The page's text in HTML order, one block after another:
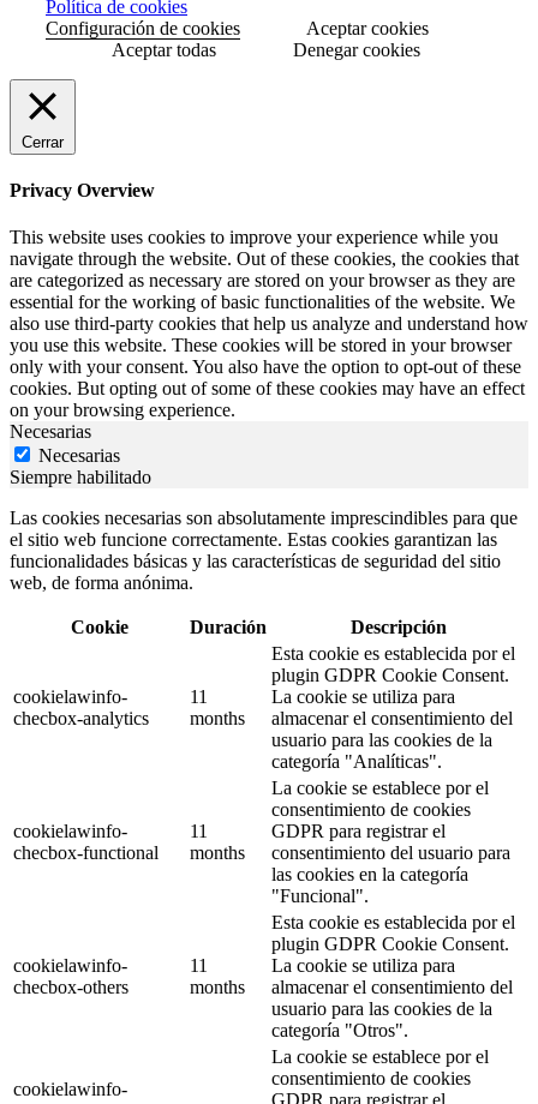
Política de cookies
Configuración de cookies
Aceptar cookies
Aceptar todas
Denegar cookies
Cerrar
Privacy Overview
This website uses cookies to improve your experience while you
navigate through the website. Out of these cookies, the cookies that
are categorized as necessary are stored on your browser as they are
essential for the working of basic functionalities of the website. We
also use third-party cookies that help us analyze and understand how
you use this website. These cookies will be stored in your browser
only with your consent. You also have the option to opt-out of these
cookies. But opting out of some of these cookies may have an effect
on your browsing experience.
Necesarias
Necesarias
Siempre habilitado
Las cookies necesarias son absolutamente imprescindibles para que
el sitio web funcione correctamente. Estas cookies garantizan las
funcionalidades básicas y las características de seguridad del sitio
web, de forma anónima.
Cookie Duración Descripción
cookielawinfo-
checbox-analytics
11
months
Esta cookie es establecida por el
plugin GDPR Cookie Consent.
La cookie se utiliza para
almacenar el consentimiento del
usuario para las cookies de la
categoría "Analíticas".
cookielawinfo-
checbox-functional
11
months
La cookie se establece por el
consentimiento de cookies
GDPR para registrar el
consentimiento del usuario para
las cookies en la categoría
"Funcional".
cookielawinfo-
checbox-others
11
months
Esta cookie es establecida por el
plugin GDPR Cookie Consent.
La cookie se utiliza para
almacenar el consentimiento del
usuario para las cookies de la
categoría "Otros".
cookielawinfo-
La cookie se establece por el
consentimiento de cookies